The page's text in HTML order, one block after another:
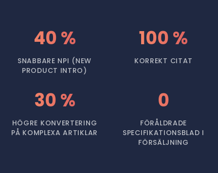
40 %
SNABBARE NPI (NEW
PRODUCT INTRO)
100 %
KORREKT CITAT
30 %
HÖGRE KONVERTERING
PÅ KOMPLEXA ARTIKLAR
0
FÖRÅLDRADE
SPECIFIKATIONSBLAD I
FÖRSÄLJNING